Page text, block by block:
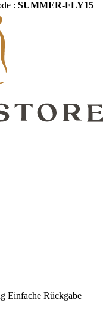
: SUMMER-FLY15
Einfache Rückgabe